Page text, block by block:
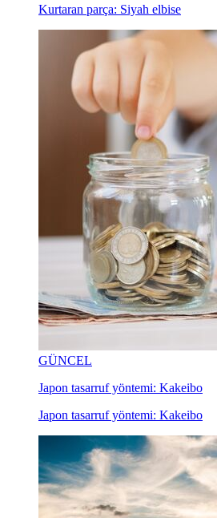
Kurtaran parça: Siyah elbise
GÜNCEL
Japon tasarruf yöntemi: Kakeibo
Japon tasarruf yöntemi: Kakeibo